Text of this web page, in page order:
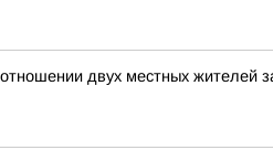
двух местных жителей